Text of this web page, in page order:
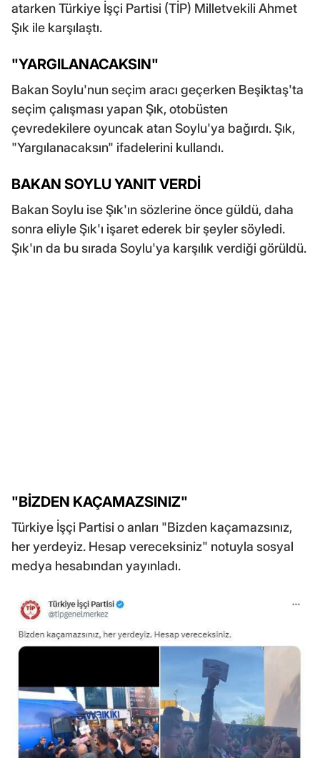
atarken Türkiye İşçi Partisi (TİP) Milletvekili Ahmet
Şık ile karşılaştı.
"YARGILANACAKSIN"
Bakan Soylu'nun seçim aracı geçerken Beşiktaş'ta
seçim çalışması yapan Şık, otobüsten
çevredekilere oyuncak atan Soylu'ya bağırdı. Şık,
"Yargılanacaksın" ifadelerini kullandı.
BAKAN SOYLU YANIT VERDİ
Bakan Soylu ise Şık'ın sözlerine önce güldü, daha
sonra eliyle Şık'ı işaret ederek bir şeyler söyledi.
Şık'ın da bu sırada Soylu'ya karşılık verdiği görüldü.
"BİZDEN KAÇAMAZSINIZ"
Türkiye İşçi Partisi o anları "Bizden kaçamazsınız,
her yerdeyiz. Hesap vereceksiniz" notuyla sosyal
medya hesabından yayınladı.